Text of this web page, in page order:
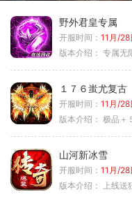
野外君皇专属
开服时间： 11月/28
版本介绍： 专属无
１７６蚩尤复古
开服时间： 11月/28
版本介绍： 极品＋
山河新冰雪
开服时间： 11月/28
版本介绍：
上线送